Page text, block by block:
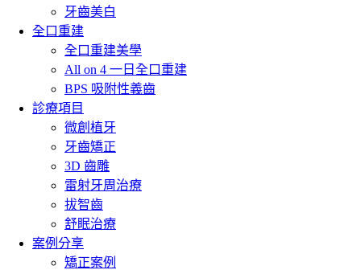
牙齒美白
全口重建
全口重建美學
All on 4 一日全口重建
BPS 吸附性義齒
診療項目
微創植牙
牙齒矯正
3D 齒雕
雷射牙周治療
拔智齒
舒眠治療
案例分享
矯正案例